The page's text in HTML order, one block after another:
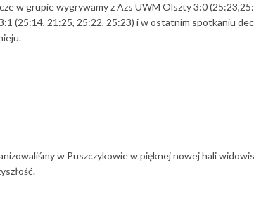
w grupie wygrywamy z Azs UWM Olszty 3:0
(25:14, 21:25, 25:22, 25:23) i w ostatnim spotkaniu
w Puszczykowie w pięknej nowej hali